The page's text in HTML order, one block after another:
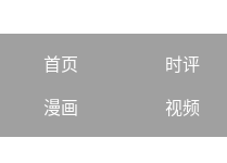
首页 时评
漫画 视频